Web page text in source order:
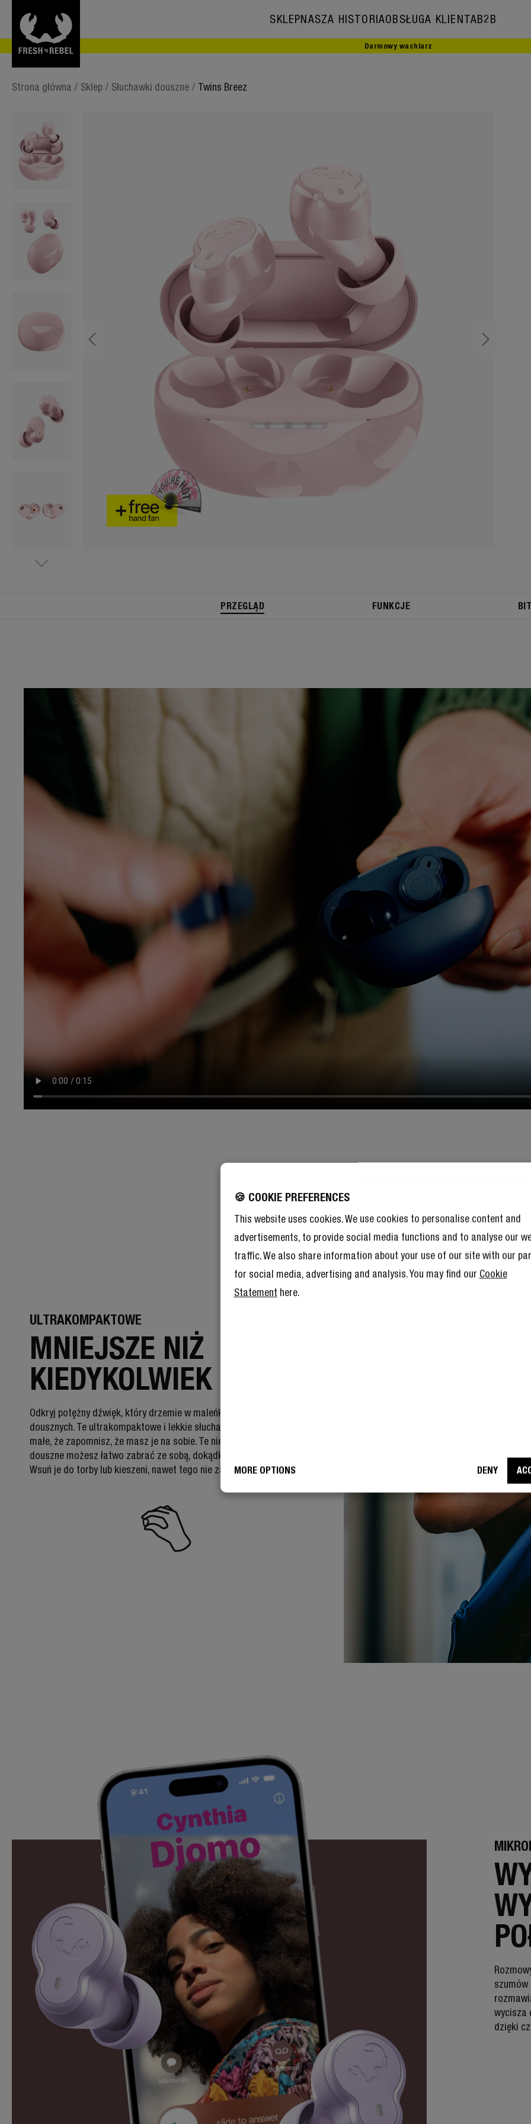
🍪 COOKIE PREFERENCES
This website uses cookies. We use cookies to personalise content and
advertisements, to provide social media functions and to analyse our
traffic. We also share information about your use of our site with our
for social media, advertising and analysis. You may find our Cookie
Statement here.
MORE OPTIONS DENY
SKLEPNASZA HISTORIAOBSŁUGA KLIENTAB2B
Darmowy wachlarz
Strona główna / Sklep / Słuchawki douszne / Twins Breez
PRZEGLĄD FUNKCJE
ULTRAKOMPAKTOWE
MNIEJSZE NIŻ
KIEDYKOLWIEK
Odkryj potężny dźwięk, który drzemie w maleńkich słuchawkach
dousznych. Te ultrakompaktowe i lekkie słuchawki douszne są tak
małe, że zapomnisz, że masz je na sobie. Te niewielkie słuchawki
douszne możesz łatwo zabrać ze sobą, dokądkolwiek się udasz.
Wsuń je do torby lub kieszeni, nawet tego nie zauważając.
szumów
wycisza
dzięki